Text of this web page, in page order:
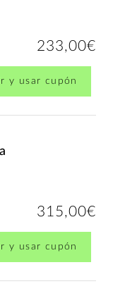
233,00€
y usar cupón
315,00€
y usar cupón